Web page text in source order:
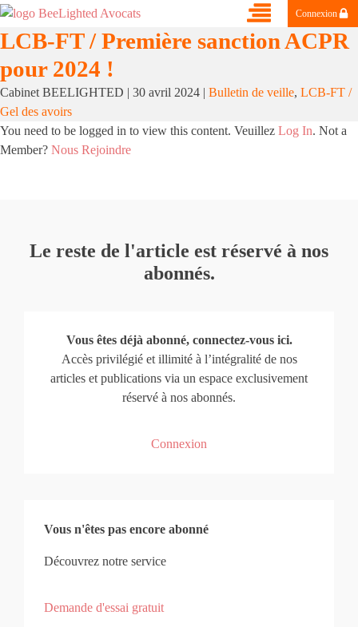
Connexion
LCB-FT / Première sanction ACPR
pour 2024 !
Cabinet BEELIGHTED | 30 avril 2024 | Bulletin de veille, LCB-FT /
Gel des avoirs
You need to be logged in to view this content. Veuillez Log In. Not a
Member? Nous Rejoindre
Le reste de l'article est réservé à nos
abonnés.
Vous êtes déjà abonné, connectez-vous ici.
Accès privilégié et illimité à l’intégralité de nos
articles et publications via un espace exclusivement
réservé à nos abonnés.
Connexion
Vous n'êtes pas encore abonné
Découvrez notre service
Demande d'essai gratuit